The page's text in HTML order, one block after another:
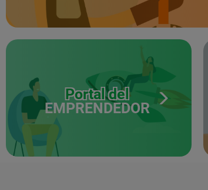
Portal del
EMPRENDEDOR